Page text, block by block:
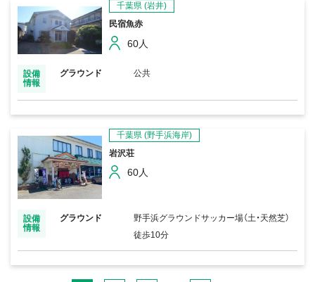
千葉県 (岩井)
民宿魚赤
60人
設備
情報
グラウンド 公共
千葉県 (野手浜海岸)
岩沢荘
60人
設備
情報
グラウンド
野手浜グラウンドサッカー場（土・天然芝）
徒歩10分